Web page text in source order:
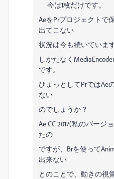
今は1枚だけです。
AeをPrプロジェクトで
出てこない
状況は今も続いています
しかたなく
です。
ひょっとしてPrではAe
ない
のでしょうか？
Ae CC 2017(私のバー
たの
ですが、Brを使って
出来ない
とのことで、動きの視